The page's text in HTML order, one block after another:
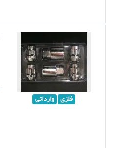
فلزی وارداتی